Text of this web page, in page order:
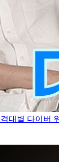
대별 다이버